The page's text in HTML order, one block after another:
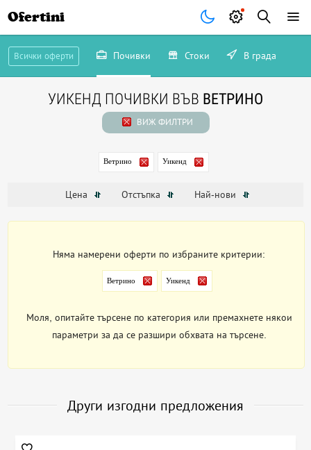
Ofertini
Всички оферти Почивки Стоки В града
УИКЕНД ПОЧИВКИ ВЪВ ВЕТРИНО
ВИЖ ФИЛТРИ
Ветрино Уикенд
Цена Отстъпка Най-нови
Няма намерени оферти по избраните критерии:
Ветрино Уикенд
Моля, опитайте търсене по категория или премахнете някои
параметри за да се разшири обхвата на търсене.
Други изгодни предложения